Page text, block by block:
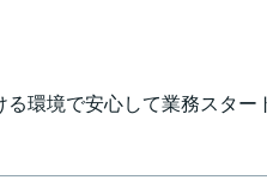
る環境で安心して業務スター